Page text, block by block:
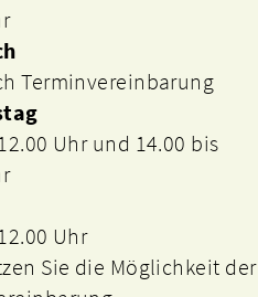
Terminvereinbarung
Uhr und 14.00 bis
Uhr
Sie die Möglichkeit der